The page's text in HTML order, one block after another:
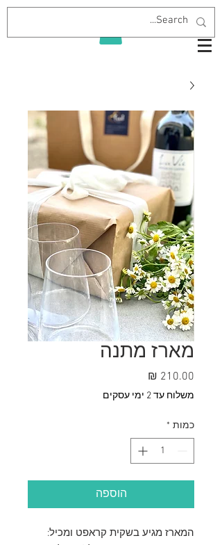
מארז מתנה
משלוח עד 2 ימי עסקים
כמות *
הוספה
המארז מגיע בשקית קראפט ומכיל: